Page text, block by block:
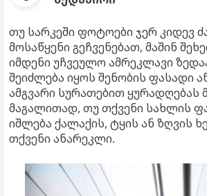
თუ სარკეში ფოტოები ჯერ კიდევ
მოსაწყენი გეჩვენებათ, მაშინ
იმდენი უჩვეულო ამრეკლავი
შეიძლება იყოს შენობის ფასადი
ამგვარი სურათებით ყურადღებას
მაგალითად, თუ თქვენი სახლის
იშლება ქალაქის, ტყის ან ზღვის
თქვენი ანარეკლი.